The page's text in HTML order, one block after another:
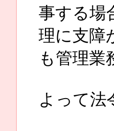
事する場
理に支障
も管理業
よって法